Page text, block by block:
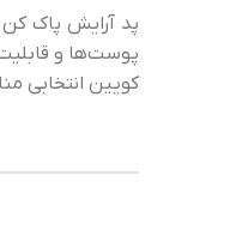
پد آرایش پاک کن
پوست‌ها و
کویین انتخابی